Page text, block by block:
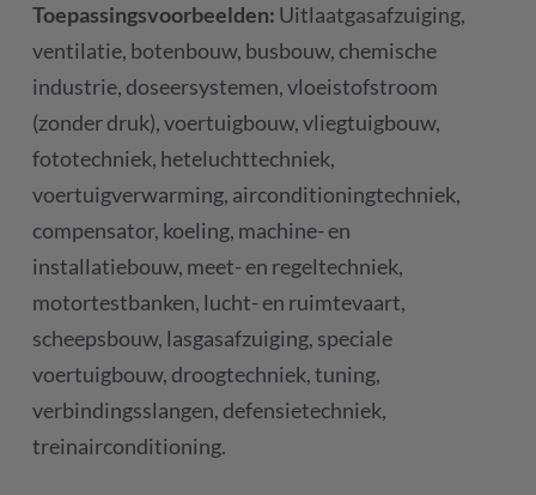
Toepassingsvoorbeelden: Uitlaatgasafzuiging,
ventilatie, botenbouw, busbouw, chemische
industrie, doseersystemen, vloeistofstroom
(zonder druk), voertuigbouw, vliegtuigbouw,
fototechniek, heteluchttechniek,
voertuigverwarming, airconditioningtechniek,
compensator, koeling, machine- en
installatiebouw, meet- en regeltechniek,
motortestbanken, lucht- en ruimtevaart,
scheepsbouw, lasgasafzuiging, speciale
voertuigbouw, droogtechniek, tuning,
verbindingsslangen, defensietechniek,
treinairconditioning.